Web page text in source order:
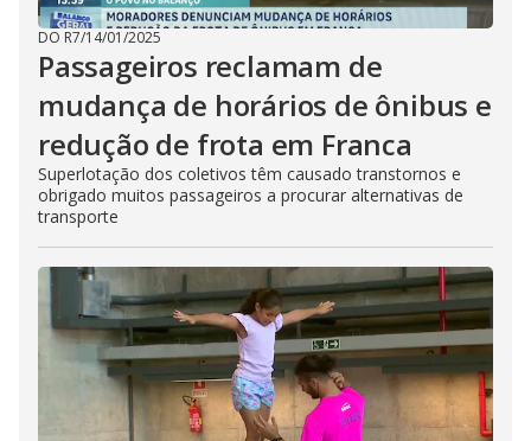
DO R7/14/01/2025
Passageiros reclamam de
mudança de horários de ônibus e
redução de frota em Franca
Superlotação dos coletivos têm causado transtornos e
obrigado muitos passageiros a procurar alternativas de
transporte